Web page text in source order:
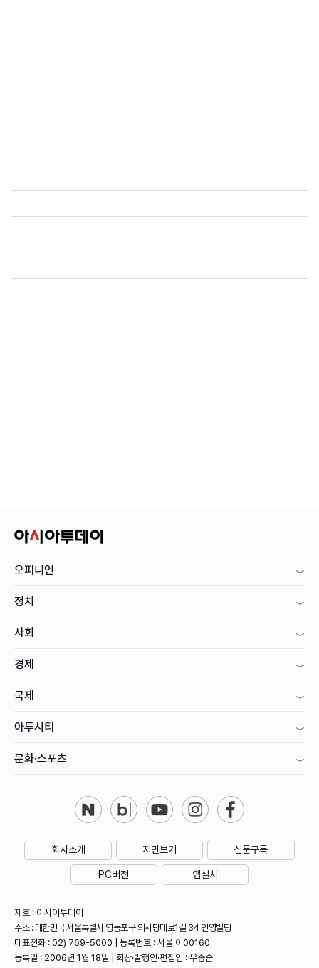
오피니언
정치
사회
경제
국제
아투시티
문화·스포츠
회사소개 지면보기 신문구독
PC버전 앱설치
제호 : 아시아투데이
주소 : 대한민국 서울특별시 영등포구 의사당대로1길 34 인영빌딩
대표전화 : 02) 769-5000 | 등록번호 : 서울 아00160
등록일 : 2006년 1월 18일 | 회장·발행인·편집인 : 우종순